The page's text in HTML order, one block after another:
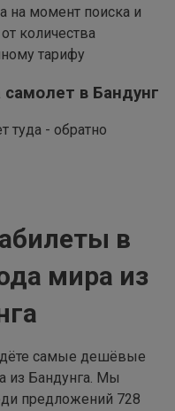
на момент поиска и
количества
тарифу
в Бандунг
туда - обратно
в
мира из
самые дешёвые
из Бандунга. Мы
предложений 728